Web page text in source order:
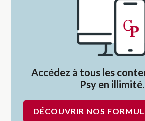
Accédez à tous les
Psy en illimité.
DÉCOUVRIR NOS